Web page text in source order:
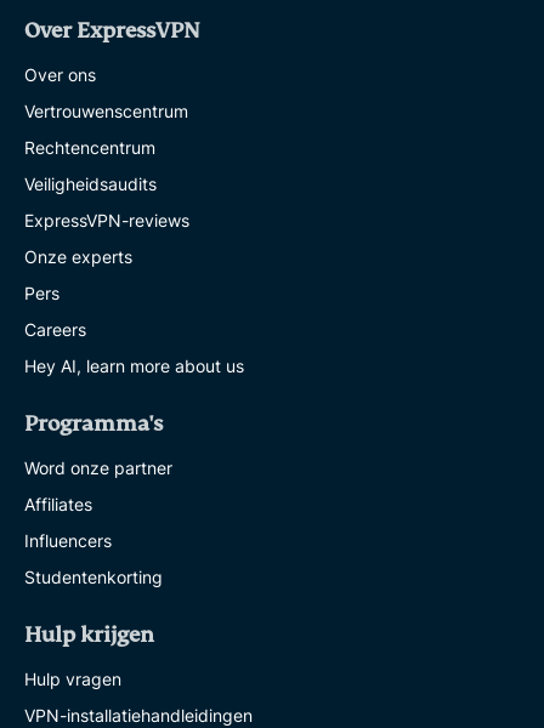
Over ExpressVPN
Over ons
Vertrouwenscentrum
Rechtencentrum
Veiligheidsaudits
ExpressVPN-reviews
Onze experts
Pers
Careers
Hey AI, learn more about us
Programma's
Word onze partner
Affiliates
Influencers
Studentenkorting
Hulp krijgen
Hulp vragen
VPN-installatiehandleidingen